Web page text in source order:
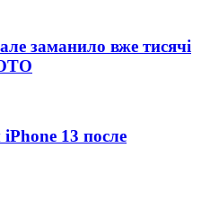
заманило вже тисячі
13 после